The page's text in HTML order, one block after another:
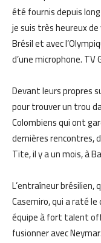
été fournis depuis
je suis très heureux
Brésil et avec
d’une microphone.
Devant leurs propres
pour trouver un trou
Colombiens qui ont
dernières rencontres,
Tite, il y a un mois, à
L’entraîneur brésilien,
Casemiro, qui a raté
équipe à fort talent
fusionner avec Neymar.